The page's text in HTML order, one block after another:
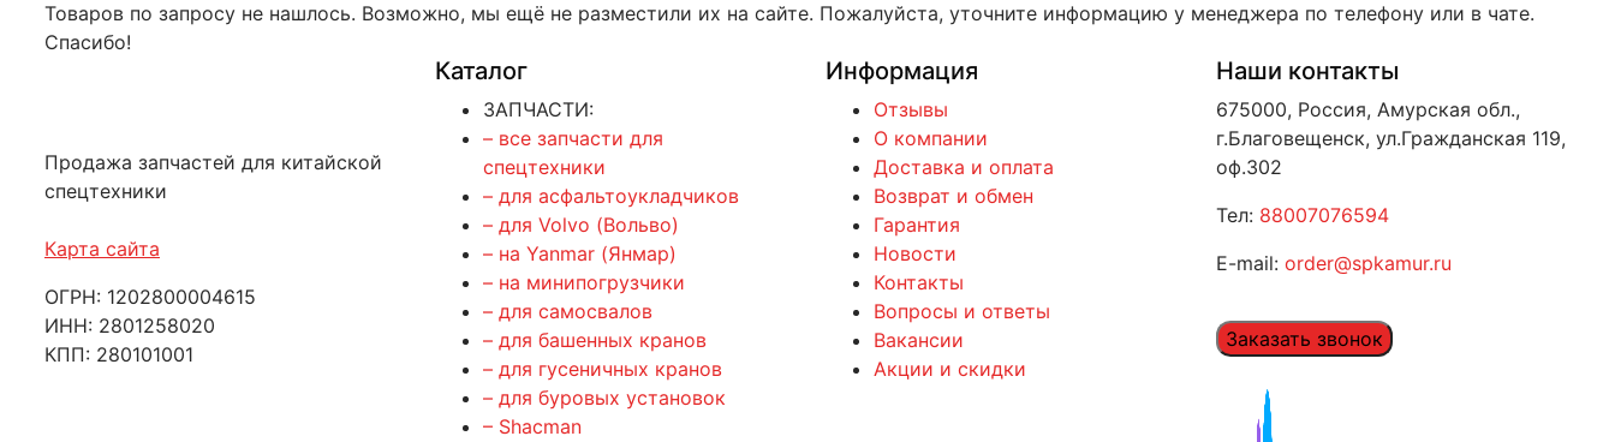
Товаров по запросу не нашлось. Возможно, мы ещё не разместили их на сайте. Пожалуйста, уточните информацию у менеджера по телефону или в чате.
Спасибо!
Продажа запчастей для китайской
спецтехники
Карта сайта
ОГРН: 1202800004615
ИНН: 2801258020
КПП: 280101001
Каталог
ЗАПЧАСТИ:
– все запчасти для
спецтехники
– для асфальтоукладчиков
– для Volvo (Вольво)
– на Yanmar (Янмар)
– на минипогрузчики
– для самосвалов
– для башенных кранов
– для гусеничных кранов
– для буровых установок
– Shacman
Информация
Отзывы
О компании
Доставка и оплата
Возврат и обмен
Гарантия
Новости
Контакты
Вопросы и ответы
Вакансии
Акции и скидки
Наши контакты
675000, Россия, Амурская обл.,
г.Благовещенск, ул.Гражданская 119,
оф.302
Тел: 88007076594
E-mail: order@spkamur.ru
Заказать звонок